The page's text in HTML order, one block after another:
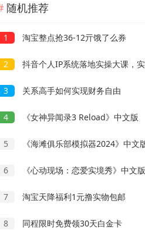
随机推荐
1 淘宝整点抢36-12亓饿了么券
2 抖音个人IP系统落地实操大课，实操课程
3 关系高手如何实现财务自由
4 《女神异闻录3 Reload》中文版
5 《海滩俱乐部模拟器2024》中文
6 《心动现场：恋爱实境秀》中文版
7 淘宝天降福利1元撸实物包邮
8 同程限时免费领30天白金卡